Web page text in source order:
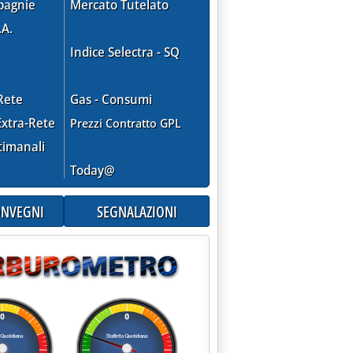
audizioni in Senato'
dell'Epr alle vendite online
Rete
Mercato Tutelato
Indice Selectra - SQ
Gas - Consumi
Prezzi Contratto GPL
Today@
SEGNALAZIONI